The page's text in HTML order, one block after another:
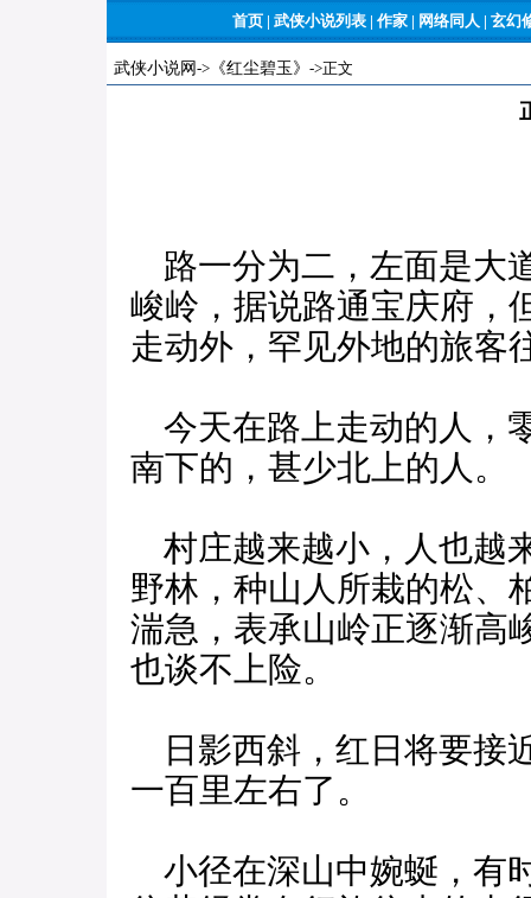
首页 | 武侠小说列表 | 作家 | 网络同人 | 玄幻
武侠小说网 -> 《红尘碧玉》 ->正文
路一分为二，左面是大
峻岭，据说路通宝庆府，
走动外，罕见外地的旅客
今天在路上走动的人，
南下的，甚少北上的人。
村庄越来越小，人也越
野林，种山人所栽的松、
湍急，表承山岭正逐渐高
也谈不上险。
日影西斜，红日将要接
一百里左右了。
小径在深山中婉蜒，有